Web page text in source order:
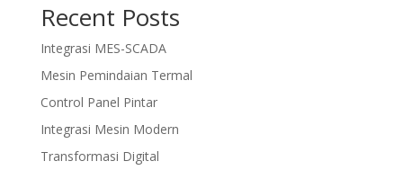
Recent Posts
Integrasi MES-SCADA
Mesin Pemindaian Termal
Control Panel Pintar
Integrasi Mesin Modern
Transformasi Digital